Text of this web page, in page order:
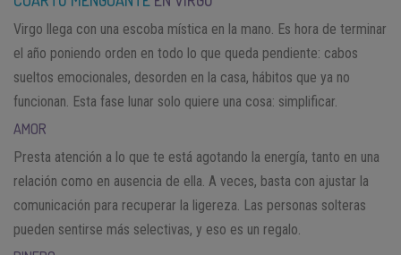
Virgo llega con una escoba mística en la mano. Es hora de terminar
el año poniendo orden en todo lo que queda pendiente: cabos
sueltos emocionales, desorden en la casa, hábitos que ya no
funcionan. Esta fase lunar solo quiere una cosa: simplificar.
AMOR
Presta atención a lo que te está agotando la energía, tanto en una
relación como en ausencia de ella. A veces, basta con ajustar la
comunicación para recuperar la ligereza. Las personas solteras
pueden sentirse más selectivas, y eso es un regalo.